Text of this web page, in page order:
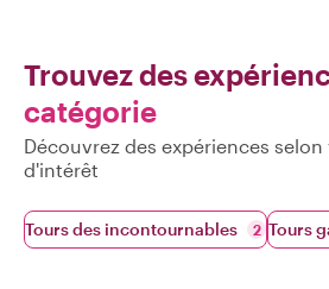
Trouvez des
catégorie
Découvrez des expériences
d'intérêt
Tours des incontournables 2 Tours